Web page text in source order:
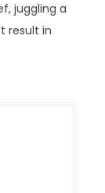
juggling a
result in